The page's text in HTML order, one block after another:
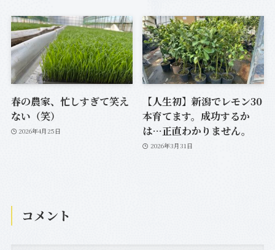
春の農家、忙しすぎて笑え
ない（笑）
2026年4月25日
【人生初】新潟でレモン30
本育てます。成功するか
は…正直わかりません。
2026年3月31日
コメント